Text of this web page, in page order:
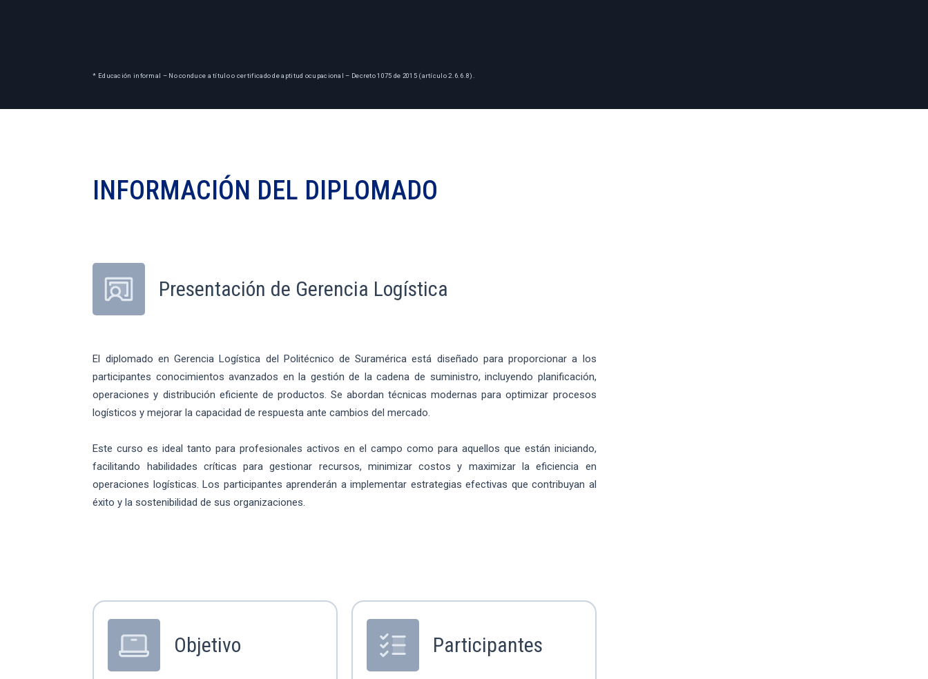
* Educación informal – No conduce a título o certificado de aptitud ocupacional – Decreto 1075 de 2015 (artículo 2.6.6.8).
INFORMACIÓN DEL DIPLOMADO
Presentación de Gerencia Logística
El diplomado en Gerencia Logística del Politécnico de Suramérica está diseñado para proporcionar a los
participantes conocimientos avanzados en la gestión de la cadena de suministro, incluyendo planificación,
operaciones y distribución eficiente de productos. Se abordan técnicas modernas para optimizar procesos
logísticos y mejorar la capacidad de respuesta ante cambios del mercado.
Este curso es ideal tanto para profesionales activos en el campo como para aquellos que están iniciando,
facilitando habilidades críticas para gestionar recursos, minimizar costos y maximizar la eficiencia en
operaciones logísticas. Los participantes aprenderán a implementar estrategias efectivas que contribuyan al
éxito y la sostenibilidad de sus organizaciones.
Objetivo Participantes